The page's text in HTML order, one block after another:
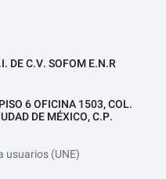
DE C.V. SOFOM E.N.R
6 OFICINA 1503, COL.
DE MÉXICO, C.P.
usuarios (UNE)